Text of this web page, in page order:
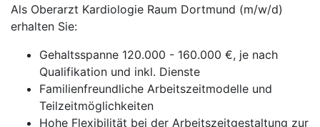
Als Oberarzt Kardiologie Raum Dortmund (m/w/d)
erhalten Sie:
Gehaltsspanne 120.000 - 160.000 €, je nach
Qualifikation und inkl. Dienste
Familienfreundliche Arbeitszeitmodelle und
Teilzeitmöglichkeiten
Hohe Flexibilität bei der Arbeitszeitgestaltung zur